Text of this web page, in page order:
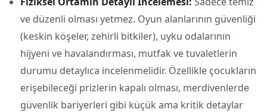
ve düzenli olması yetmez. Oyun alanlarının güvenliği
(keskin köşeler, zehirli bitkiler), uyku odalarının
hijyeni ve havalandırması, mutfak ve tuvaletlerin
durumu detaylıca incelenmelidir. Özellikle çocukların
erişebileceği prizlerin kapalı olması, merdivenlerde
güvenlik bariyerleri gibi küçük ama kritik detaylar